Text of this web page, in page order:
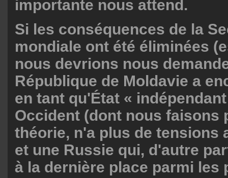
importante nous attend.
Si les conséquences de la
mondiale ont été éliminées
nous devrions nous
République de Moldavie a
en tant qu'État «
Occident (dont nous faisons
théorie, n'a plus de tensions
et une Russie qui, d'autre
à la dernière place parmi les